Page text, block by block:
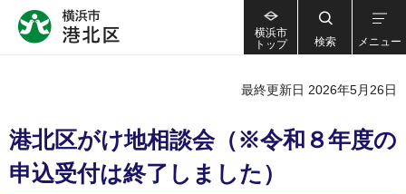
横浜市
トップ
検索 メニュー
最終更新日 2026年5月26日
港北区がけ地相談会（※令和８年度の
申込受付は終了しました）